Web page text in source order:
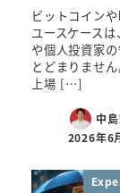
ビットコイン
ユースケース
や個人投資家
とどまりません
上場 […]
中
2026年6